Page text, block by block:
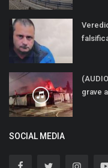
grave
SOCIAL MEDIA